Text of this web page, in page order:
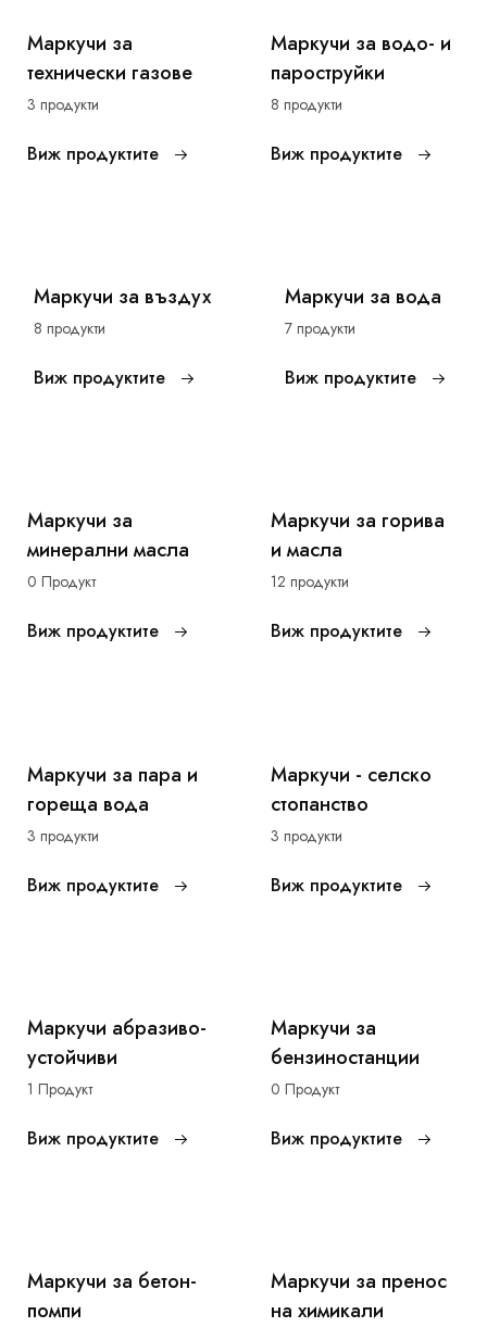
Маркучи за
технически газове
3 продукти
Виж продуктите
Маркучи за водо- и
пароструйки
8 продукти
Виж продуктите
Маркучи за въздух
8 продукти
Виж продуктите
Маркучи за вода
7 продукти
Виж продуктите
Маркучи за
минерални масла
0 Продукт
Виж продуктите
Маркучи за горива
и масла
12 продукти
Виж продуктите
Маркучи за пара и
гореща вода
3 продукти
Виж продуктите
Маркучи - селско
стопанство
3 продукти
Виж продуктите
Маркучи абразиво-
устойчиви
1 Продукт
Виж продуктите
Маркучи за
бензиностанции
0 Продукт
Виж продуктите
Маркучи за бетон-
помпи
Маркучи за пренос
на химикали